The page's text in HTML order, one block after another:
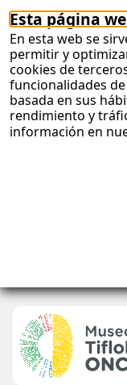
Esta página
En esta web se
permitir y
cookies de
funcionalidades
basada en sus
rendimiento y
información en